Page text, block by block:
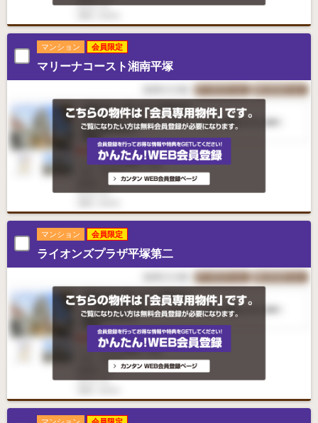
マンション 会員限定
マリーナコースト湘南平塚
マンション 会員限定
ライオンズプラザ平塚第二